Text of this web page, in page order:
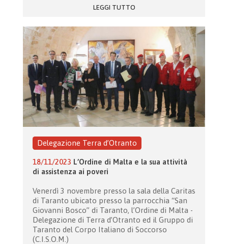
LEGGI TUTTO
Delegazione Terra d’Otranto
18/11/2023 L’Ordine di Malta e la sua attività
di assistenza ai poveri
Venerdì 3 novembre presso la sala della Caritas
di Taranto ubicato presso la parrocchia “San
Giovanni Bosco” di Taranto, l’Ordine di Malta -
Delegazione di Terra d’Otranto ed il Gruppo di
Taranto del Corpo Italiano di Soccorso
(C.I.S.O.M.)